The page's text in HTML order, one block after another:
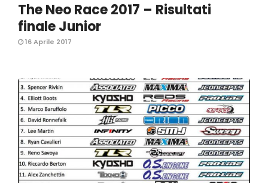
The Neo Race 2017 – Risultati
finale Junior
16 Aprile 2017